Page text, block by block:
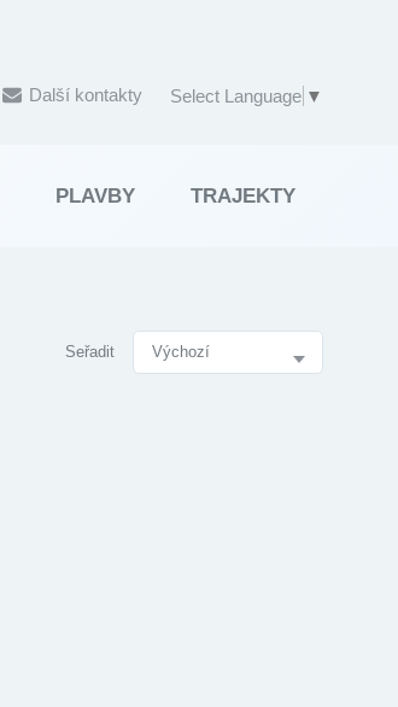
PLAVBY TRAJEKTY
Další kontakty Select Language ▼
Seřadit